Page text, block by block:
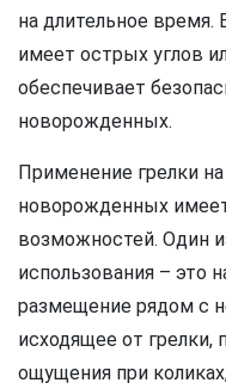
на длительное время.
имеет острых углов
обеспечивает
новорожденных.
Применение грелки
новорожденных
возможностей. Один
использования – это
размещение рядом с
исходящее от грелки,
ощущения при